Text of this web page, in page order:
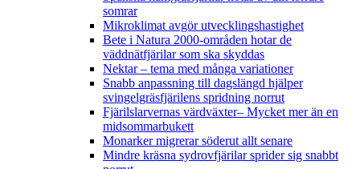
somrar
Mikroklimat avgör utvecklingshastighet
Bete i Natura 2000-områden hotar de
väddnätfjärilar som ska skyddas
Nektar – tema med många variationer
Snabb anpassning till dagslängd hjälper
svingelgräsfjärilens spridning norrut
Fjärilslarvernas värdväxter– Mycket mer än en
midsommarbukett
Monarker migrerar söderut allt senare
Mindre kräsna sydrovfjärilar sprider sig snabbt